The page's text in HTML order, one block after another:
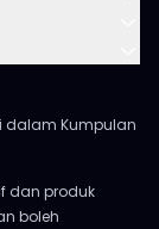
dalam Kumpulan
dan produk
boleh